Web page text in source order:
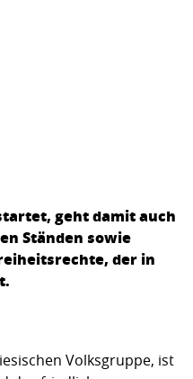
geht damit auch
Ständen sowie
der in
Volksgruppe, ist